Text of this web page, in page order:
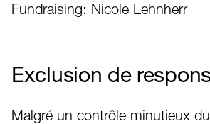
Fundraising: Nicole Lehnherr
Exclusion de
Malgré un contrôle minutieux